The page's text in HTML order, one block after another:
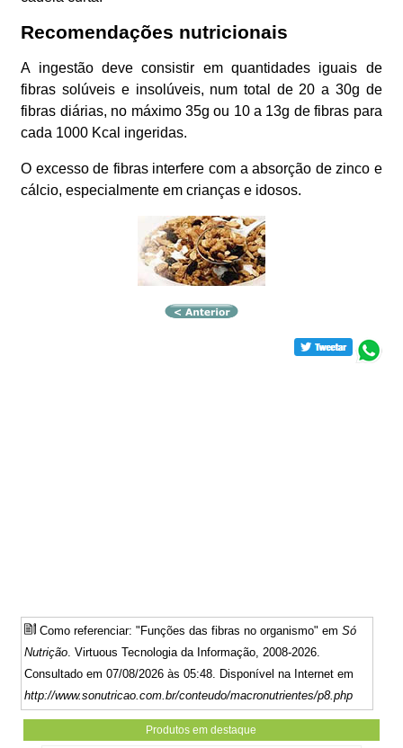
Recomendações nutricionais
A ingestão deve consistir em quantidades iguais de
fibras solúveis e insolúveis, num total de 20 a 30g de
fibras diárias, no máximo 35g ou 10 a 13g de fibras para
cada 1000 Kcal ingeridas.
O excesso de fibras interfere com a absorção de zinco e
cálcio, especialmente em crianças e idosos.
Como referenciar: "Funções das fibras no organismo" emSó
Nutrição . Virtuous Tecnologia da Informação, 2008-2026.
Consultado em 07/08/2026 às 05:48. Disponível na Internet em
http://www.sonutricao.com.br/conteudo/macronutrientes/p8.php
Produtos em destaque